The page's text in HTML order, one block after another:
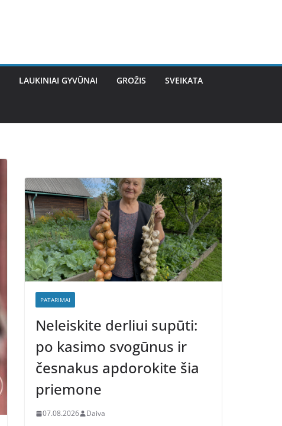
LAUKINIAI GYVŪNAI GROŽIS SVEIKATA
PATARIMAI
Neleiskite derliui supūti:
po kasimo svogūnus ir
česnakus apdorokite šia
priemone
07.08.2026 Daiva